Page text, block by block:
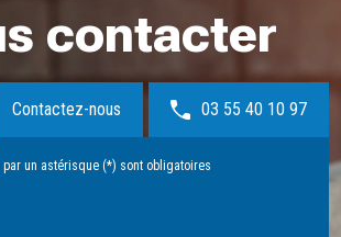
contacter
Contactez-nous 03 55 40 10 97
un astérisque (*) sont obligatoires